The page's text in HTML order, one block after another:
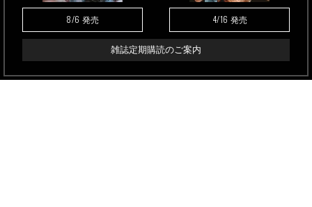
8/6 発売 4/16 発売
雑誌定期購読のご案内